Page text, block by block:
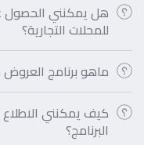
هل يمكنني الحصول
للمحلات التجارية؟
ماهو برنامج العروض
كيف يمكنني
البرنامج؟